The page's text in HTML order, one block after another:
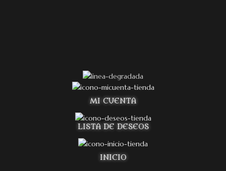
MI CUENTA
LISTA DE DESEOS
INICIO